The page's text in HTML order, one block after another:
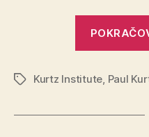
ZnačkyKurtz Institute, Paul